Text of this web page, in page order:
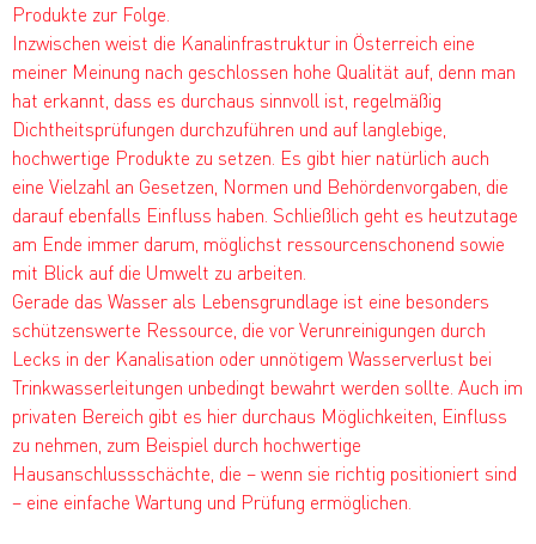
Produkte zur Folge.
Inzwischen weist die Kanalinfrastruktur in Österreich eine
meiner Meinung nach geschlossen hohe Qualität auf, denn man
hat erkannt, dass es durchaus sinnvoll ist, regelmäßig
Dichtheitsprüfungen durchzuführen und auf langlebige,
hochwertige Produkte zu setzen. Es gibt hier natürlich auch
eine Vielzahl an Gesetzen, Normen und Behördenvorgaben, die
darauf ebenfalls Einfluss haben. Schließlich geht es heutzutage
am Ende immer darum, möglichst ressourcenschonend sowie
mit Blick auf die Umwelt zu arbeiten.
Gerade das Wasser als Lebensgrundlage ist eine besonders
schützenswerte Ressource, die vor Verunreinigungen durch
Lecks in der Kanalisation oder unnötigem Wasserverlust bei
Trinkwasserleitungen unbedingt bewahrt werden sollte. Auch im
privaten Bereich gibt es hier durchaus Möglichkeiten, Einfluss
zu nehmen, zum Beispiel durch hochwertige
Hausanschlussschächte, die – wenn sie richtig positioniert sind
– eine einfache Wartung und Prüfung ermöglichen.